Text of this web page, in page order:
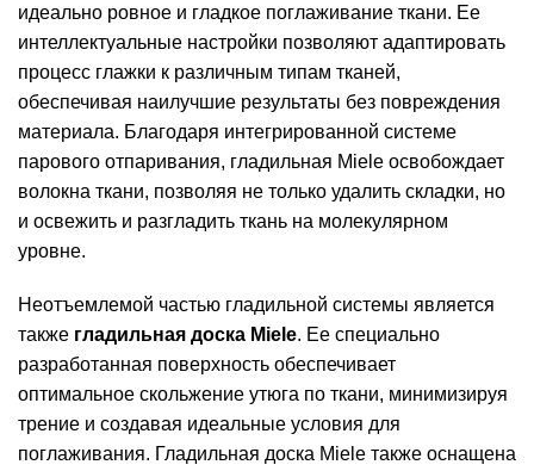
идеально ровное и гладкое поглаживание ткани. Ее
интеллектуальные настройки позволяют адаптировать
процесс глажки к различным типам тканей,
обеспечивая наилучшие результаты без повреждения
материала. Благодаря интегрированной системе
парового отпаривания, гладильная Miele освобождает
волокна ткани, позволяя не только удалить складки, но
и освежить и разгладить ткань на молекулярном
уровне.
Неотъемлемой частью гладильной системы является
также гладильная доска Miele. Ее специально
разработанная поверхность обеспечивает
оптимальное скольжение утюга по ткани, минимизируя
трение и создавая идеальные условия для
поглаживания. Гладильная доска Miele также оснащена